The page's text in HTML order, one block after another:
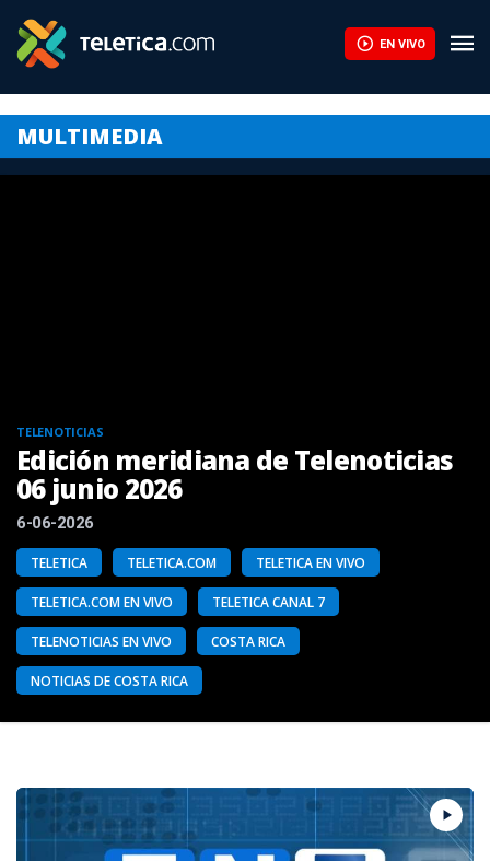
EN VIVO
MULTIMEDIA
TELENOTICIAS
Edición meridiana de Telenoticias
06 junio 2026
6-06-2026
TELETICA TELETICA.COM TELETICA EN VIVO
TELETICA.COM EN VIVO TELETICA CANAL 7
TELENOTICIAS EN VIVO COSTA RICA
NOTICIAS DE COSTA RICA